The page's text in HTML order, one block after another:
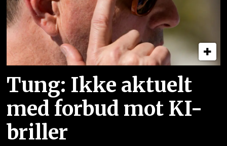
Tung: Ikke aktuelt
med forbud mot KI-
briller